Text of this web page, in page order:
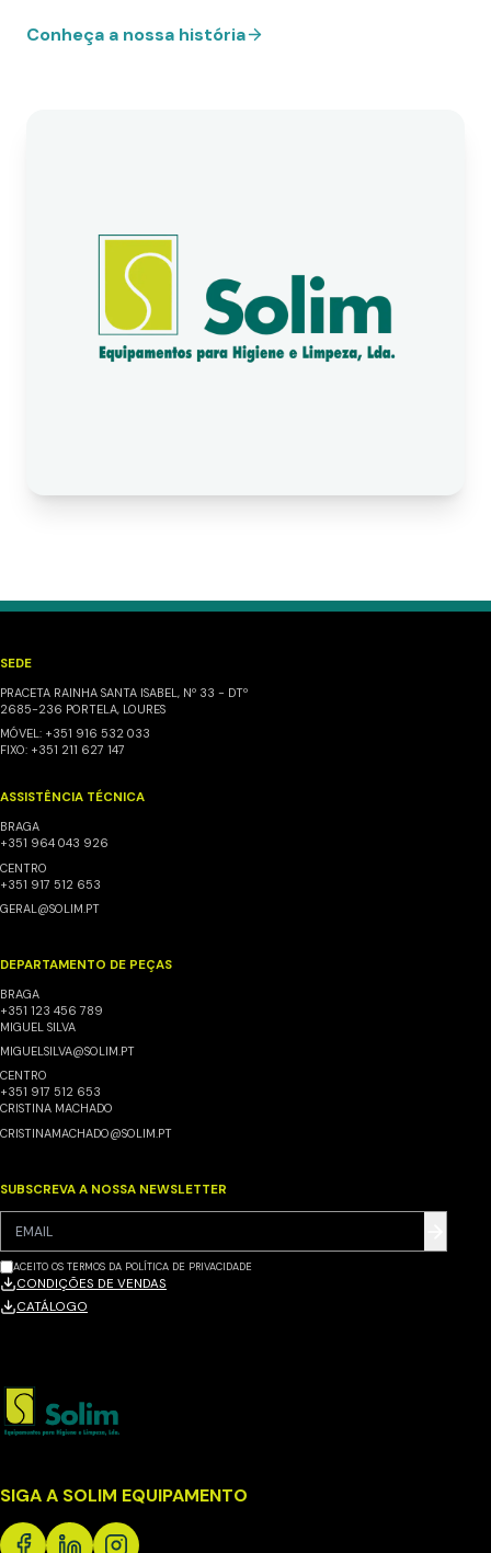
Conheça a nossa história
SEDE
PRACETA RAINHA SANTA ISABEL, Nº 33 - DTº
2685-236 PORTELA, LOURES
MÓVEL: +351 916 532 033
FIXO: +351 211 627 147
ASSISTÊNCIA TÉCNICA
BRAGA
+351 964 043 926
CENTRO
+351 917 512 653
GERAL@SOLIM.PT
DEPARTAMENTO DE PEÇAS
BRAGA
+351 123 456 789
MIGUEL SILVA
MIGUELSILVA@SOLIM.PT
CENTRO
+351 917 512 653
CRISTINA MACHADO
CRISTINAMACHADO@SOLIM.PT
SUBSCREVA A NOSSA NEWSLETTER
ACEITO OS TERMOS DA POLÍTICA DE PRIVACIDADE
CONDIÇÕES DE VENDAS
CATÁLOGO
SIGA A SOLIM EQUIPAMENTO